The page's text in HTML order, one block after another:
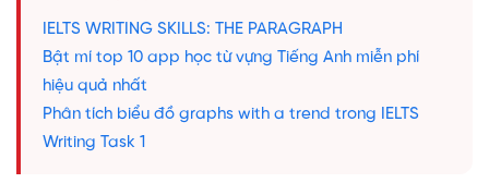
IELTS WRITING SKILLS: THE PARAGRAPH
Bật mí top 10 app học từ vựng Tiếng Anh miễn phí
hiệu quả nhất
Phân tích biểu đồ graphs with a trend trong IELTS
Writing Task 1